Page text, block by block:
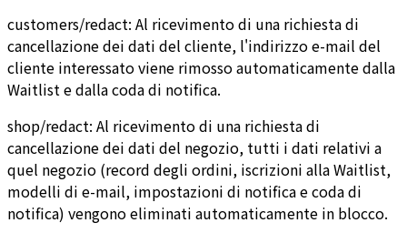
customers/redact: Al ricevimento di una richiesta di
cancellazione dei dati del cliente, l'indirizzo e-mail del
cliente interessato viene rimosso automaticamente dalla
Waitlist e dalla coda di notifica.
shop/redact: Al ricevimento di una richiesta di
cancellazione dei dati del negozio, tutti i dati relativi a
quel negozio (record degli ordini, iscrizioni alla Waitlist,
modelli di e-mail, impostazioni di notifica e coda di
notifica) vengono eliminati automaticamente in blocco.